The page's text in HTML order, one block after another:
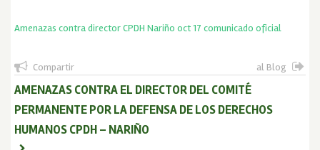
Amenazas contra director CPDH Nariño oct 17 comunicado oficial
Compartir al Blog
AMENAZAS CONTRA EL DIRECTOR DEL COMITÉ
PERMANENTE POR LA DEFENSA DE LOS DERECHOS
HUMANOS CPDH – NARIÑO